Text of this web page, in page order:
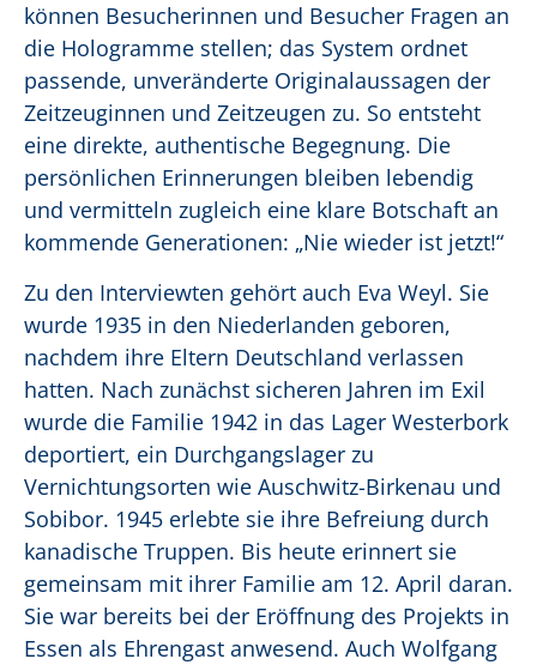
können Besucherinnen und Besucher Fragen an
die Hologramme stellen; das System ordnet
passende, unveränderte Originalaussagen der
Zeitzeuginnen und Zeitzeugen zu. So entsteht
eine direkte, authentische Begegnung. Die
persönlichen Erinnerungen bleiben lebendig
und vermitteln zugleich eine klare Botschaft an
kommende Generationen: „Nie wieder ist jetzt!“
Zu den Interviewten gehört auch Eva Weyl. Sie
wurde 1935 in den Niederlanden geboren,
nachdem ihre Eltern Deutschland verlassen
hatten. Nach zunächst sicheren Jahren im Exil
wurde die Familie 1942 in das Lager Westerbork
deportiert, ein Durchgangslager zu
Vernichtungsorten wie Auschwitz-Birkenau und
Sobibor. 1945 erlebte sie ihre Befreiung durch
kanadische Truppen. Bis heute erinnert sie
gemeinsam mit ihrer Familie am 12. April daran.
Sie war bereits bei der Eröffnung des Projekts in
Essen als Ehrengast anwesend. Auch Wolfgang